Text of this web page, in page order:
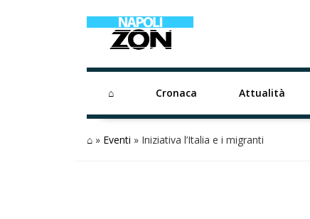
⌂ Cronaca Attualità
⌂ » Eventi » Iniziativa l’Italia e i migranti